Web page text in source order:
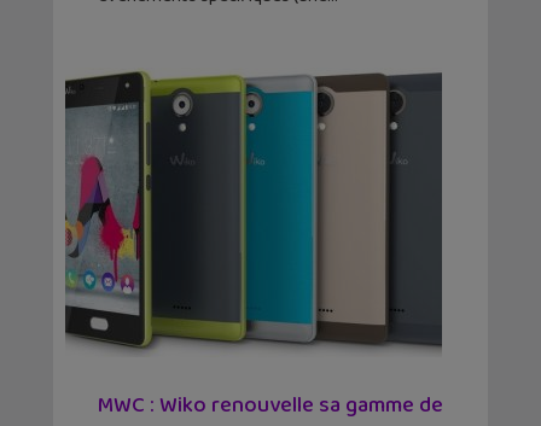
MWC : Wiko renouvelle sa gamme de